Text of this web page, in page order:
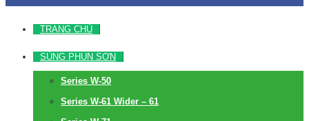
TRANG CHỦ
SÚNG PHUN SƠN
Series W-50
Series W-61 Wider – 61